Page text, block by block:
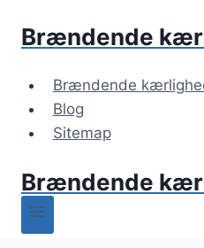
Brændende
Brændende
Blog
Sitemap
Brændende